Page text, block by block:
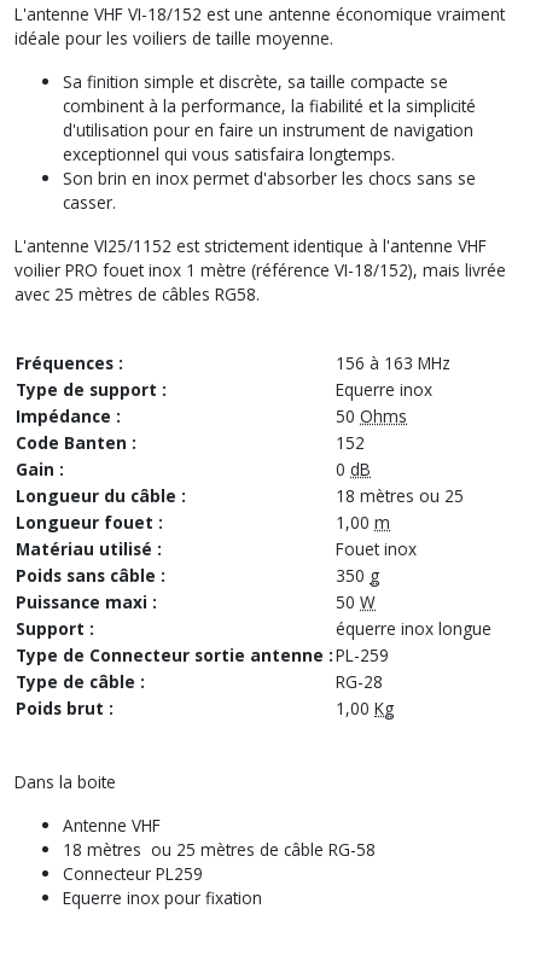
L'antenne VHF VI-18/152 est une antenne économique vraiment
idéale pour les voiliers de taille moyenne.
Sa finition simple et discrète, sa taille compacte se
combinent à la performance, la fiabilité et la simplicité
d'utilisation pour en faire un instrument de navigation
exceptionnel qui vous satisfaira longtemps.
Son brin en inox permet d'absorber les chocs sans se
casser.
L'antenne VI25/1152 est strictement identique à l'antenne VHF
voilier PRO fouet inox 1 mètre (référence VI-18/152), mais livrée
avec 25 mètres de câbles RG58.
Fréquences :
156 à 163 MHz
Type de support :
Equerre inox
Impédance :
50 Ohms
Code Banten :
152
Gain :
0 dB
Longueur du câble :
18 mètres ou 25
Longueur fouet :
1,00 m
Matériau utilisé :
Fouet inox
Poids sans câble :
350 g
Puissance maxi :
50 W
Support :
équerre inox longue
Type de Connecteur sortie antenne :PL-259
Type de câble :
RG-28
Poids brut :
1,00 Kg
Dans la boite
Antenne VHF
18 mètres ou 25 mètres de câble RG-58
Connecteur PL259
Equerre inox pour fixation